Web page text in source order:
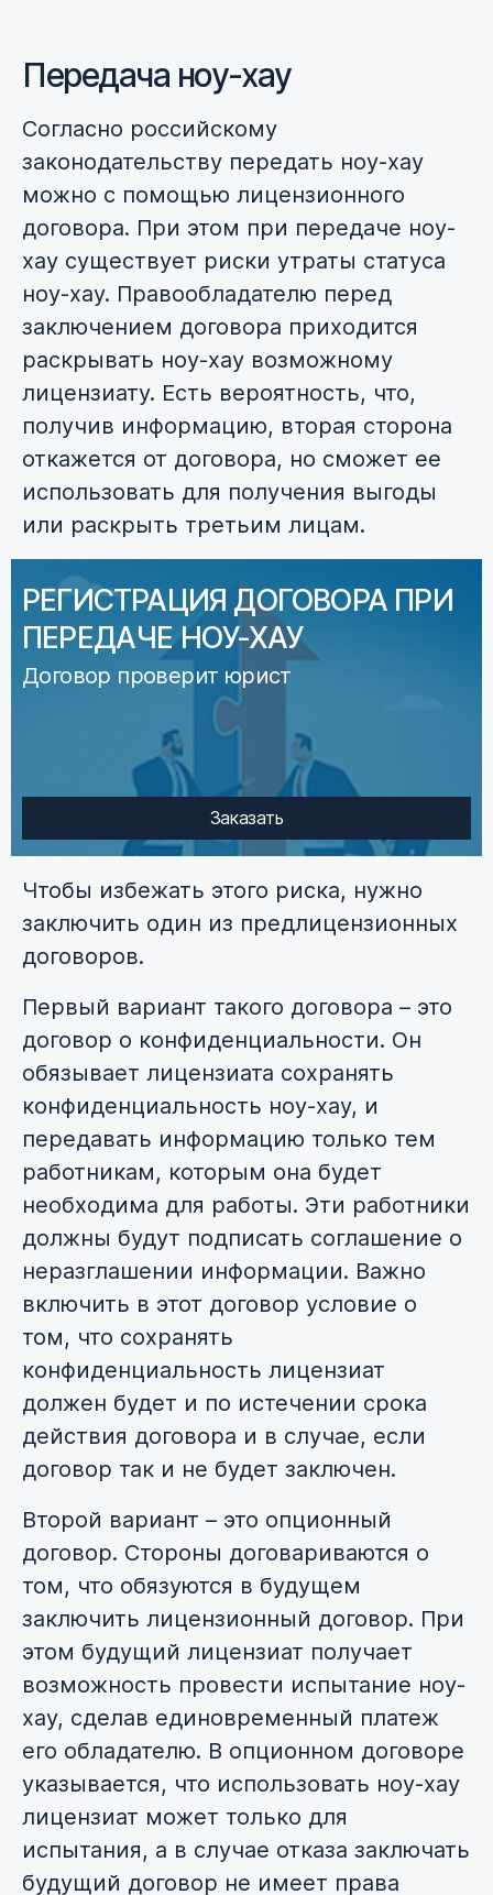
Передача ноу-хау
Согласно российскому
законодательству передать ноу-хау
можно с помощью лицензионного
договора. При этом при передаче ноу-
хау существует риски утраты статуса
ноу-хау. Правообладателю перед
заключением договора приходится
раскрывать ноу-хау возможному
лицензиату. Есть вероятность, что,
получив информацию, вторая сторона
откажется от договора, но сможет ее
использовать для получения выгоды
или раскрыть третьим лицам.
РЕГИСТРАЦИЯ ДОГОВОРА ПРИ
ПЕРЕДАЧЕ НОУ-ХАУ
Договор проверит юрист
Заказать
Чтобы избежать этого риска, нужно
заключить один из предлицензионных
договоров.
Первый вариант такого договора – это
договор о конфиденциальности. Он
обязывает лицензиата сохранять
конфиденциальность ноу-хау, и
передавать информацию только тем
работникам, которым она будет
необходима для работы. Эти работники
должны будут подписать соглашение о
неразглашении информации. Важно
включить в этот договор условие о
том, что сохранять
конфиденциальность лицензиат
должен будет и по истечении срока
действия договора и в случае, если
договор так и не будет заключен.
Второй вариант – это опционный
договор. Стороны договариваются о
том, что обязуются в будущем
заключить лицензионный договор. При
этом будущий лицензиат получает
возможность провести испытание ноу-
хау, сделав единовременный платеж
его обладателю. В опционном договоре
указывается, что использовать ноу-хау
лицензиат может только для
испытания, а в случае отказа заключать
будущий договор не имеет права